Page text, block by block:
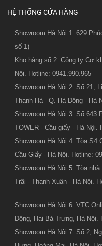
HỆ THỐNG CỬA HÀNG
Showroom Hà Nội 1: 629
số 1)
Kho hàng số 2: Công ty Cơ
Nội. Hotline: 0941.990.965
Showroom Hà Nội 2: Số 21,
Thanh Hà - Q. Hà Đông - Hà
Showroom Hà Nội 3: Số 643
TOWER - Cầu giấy - Hà Nội.
Showroom Hà Nội 4: Tòa S4
Cầu Giấy - Hà Nội. Hotline:
Showroom Hà Nội 5: Tòa
Trãi - Thanh Xuân - Hà Nội.
Showroom Hà Nội 6: VTC
Động, Hai Bà Trưng, Hà Nội.
Showroom Hà Nội 7: Số 2,